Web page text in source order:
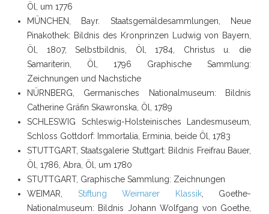
Öl, um 1776
MÜNCHEN
, Bayr. Staatsgemäldesammlungen, Neue
Pinakothek: Bildnis des Kronprinzen Ludwig von Bayern,
Öl, 1807, Selbstbildnis, Öl, 1784, Christus u. die
Samariterin, Öl, 1796 Graphische Sammlung:
Zeichnungen und Nachstiche
NÜRNBERG , Germanisches Nationalmuseum: Bildnis
Catherine Gräfin Skawronska, Öl, 1789
SCHLESWIG Schleswig-Holsteinisches Landesmuseum,
Schloss Gottdorf: Immortalia, Erminia, beide Öl, 1783
STUTTGART, Staatsgalerie Stuttgart: Bildnis Freifrau Bauer,
Öl, 1786, Abra, Öl, um 1780
STUTTGART, Graphische Sammlung: Zeichnungen
WEIMAR
Stiftung Weimarer Klassik, Goethe-
Nationalmuseum: Bildnis Johann Wolfgang von Goethe,